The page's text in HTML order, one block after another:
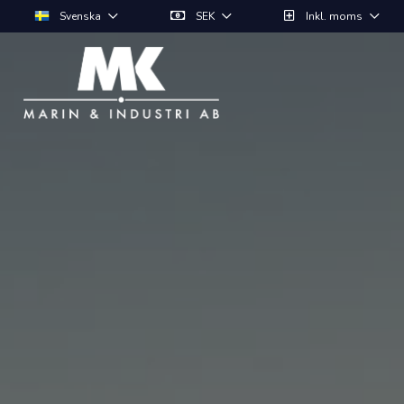
Svenska SEK Inkl. moms